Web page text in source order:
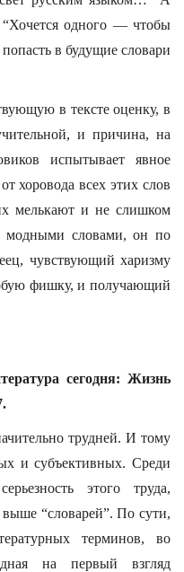
“Хочется одного — чтобы
в будущие словари
в тексте оценку, в
и причина, на
испытывает явное
хоровода всех этих слов
мелькают и не слишком
модными словами, он по
чувствующий харизму
фишку, и получающий
сегодня: Жизнь
трудней. И тому
и субъективных. Среди
этого труда,
“словарей”. По сути,
терминов, во
на первый взгляд